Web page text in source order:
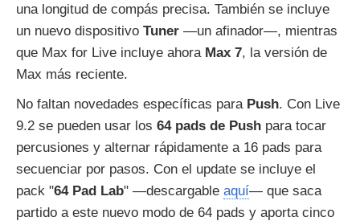
una longitud de compás precisa. También se incluye
un nuevo dispositivo Tuner —un afinador—, mientras
que Max for Live incluye ahora Max 7, la versión de
Max más reciente.
No faltan novedades específicas para Push. Con Live
9.2 se pueden usar los 64 pads de Push para tocar
percusiones y alternar rápidamente a 16 pads para
secuenciar por pasos. Con el update se incluye el
pack "64 Pad Lab" —descargable aquí— que saca
partido a este nuevo modo de 64 pads y aporta cinco